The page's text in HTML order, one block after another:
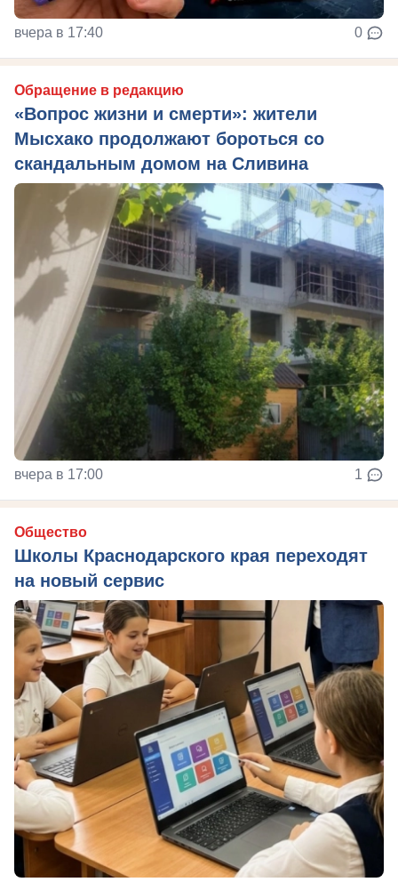
вчера в 17:40 0
Обращение в редакцию
«Вопрос жизни и смерти»: жители
Мысхако продолжают бороться со
скандальным домом на Сливина
вчера в 17:00 1
Общество
Школы Краснодарского края переходят
на новый сервис